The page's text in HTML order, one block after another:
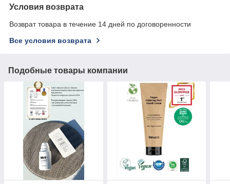
Условия возврата
Возврат товара в течение 14 дней по договоренности
Все условия возврата
Подобные товары компании